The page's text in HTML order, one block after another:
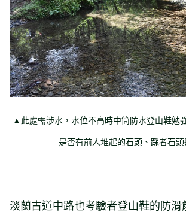
▲此處需涉水，水位不高時中筒防水登山鞋勉
是否有前人堆起的石頭、踩者石頭
淡蘭古道中路也考驗者登山鞋的防滑